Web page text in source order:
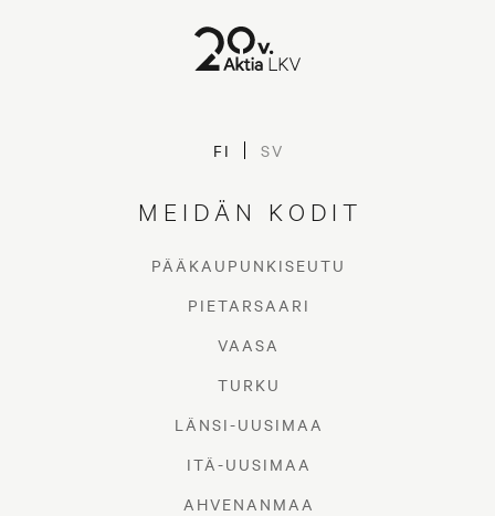
FI SV
MEIDÄN KODIT
PÄÄKAUPUNKISEUTU
PIETARSAARI
VAASA
TURKU
LÄNSI-UUSIMAA
ITÄ-UUSIMAA
AHVENANMAA